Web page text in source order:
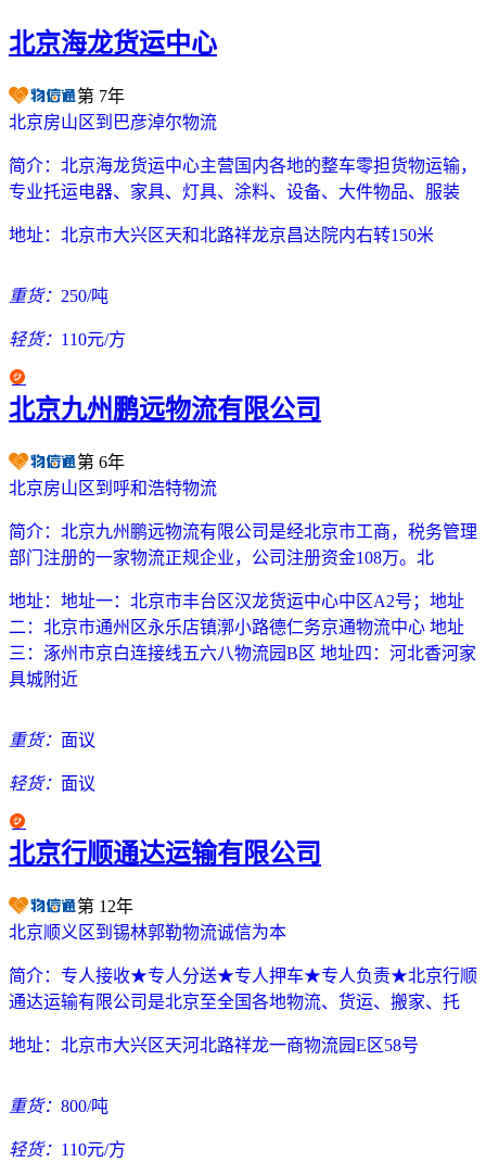
北京海龙货运中心
第 7年
北京房山区到巴彦淖尔物流
简介： 北京海龙货运中心主营国内各地的整车零担货物运输，
专业托运电器、家具、灯具、涂料、设备、大件物品、服装
地址： 北京市大兴区天和北路祥龙京昌达院内右转150米
重货： 250/吨
轻货： 110元/方
北京九州鹏远物流有限公司
第 6年
北京房山区到呼和浩特物流
简介： 北京九州鹏远物流有限公司是经北京市工商，税务管理
部门注册的一家物流正规企业，公司注册资金108万。北
地址： 地址一：北京市丰台区汉龙货运中心中区A2号；地址
二：北京市通州区永乐店镇漷小路德仁务京通物流中心 地址
三：涿州市京白连接线五六八物流园B区 地址四：河北香河家
具城附近
重货： 面议
轻货： 面议
北京行顺通达运输有限公司
第 12年
北京顺义区到锡林郭勒物流诚信为本
简介： 专人接收★专人分送★专人押车★专人负责★北京行顺
通达运输有限公司是北京至全国各地物流、货运、搬家、托
地址： 北京市大兴区天河北路祥龙一商物流园E区58号
重货： 800/吨
轻货： 110元/方